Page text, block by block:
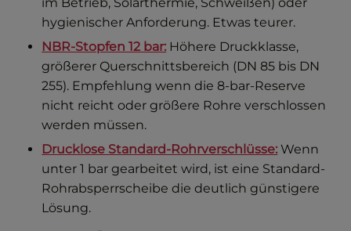
hygienischer Anforderung. Etwas teurer.
NBR-Stopfen 12 bar: Höhere Druckklasse,
größerer Querschnittsbereich (DN 85 bis DN
255). Empfehlung wenn die 8-bar-Reserve
nicht reicht oder größere Rohre verschlossen
werden müssen.
Drucklose Standard-Rohrverschlüsse: Wenn
unter 1 bar gearbeitet wird, ist eine Standard-
Rohrabsperrscheibe die deutlich günstigere
Lösung.